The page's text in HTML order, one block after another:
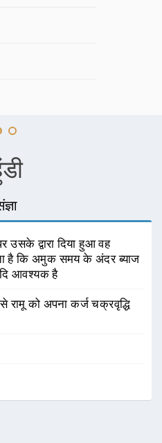
द्वारा दिया हुआ वह
है कि अमुक समय के अंदर ब्याज
आवश्यक है
रामू को अपना कर्ज चक्रवृद्धि